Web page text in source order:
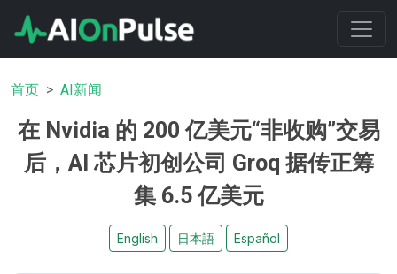
首页 AI新闻
在 Nvidia 的 200 亿美元“非收购”交易
后，AI 芯片初创公司 Groq 据传正筹
集 6.5 亿美元
English 日本語 Español